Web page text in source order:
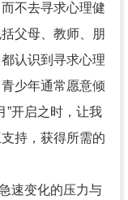
不去寻求心理健
父母、教师、朋
认识到寻求心理
少年通常愿意倾
”开启之时，让我
持，获得所需的
速变化的压力与